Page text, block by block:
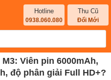
Hotline
0938.060.080
Thu Cũ
Đổi Mới
Viên pin 6000mAh,
độ phân giải Full HD+?